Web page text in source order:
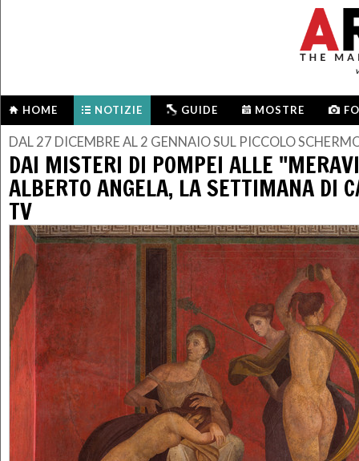
HOME NOTIZIE GUIDE MOSTRE
DAL 27 DICEMBRE AL 2 GENNAIO SUL PICCOLO
DAI MISTERI DI POMPEI ALLE
ALBERTO ANGELA, LA SETTIMANA DI
TV